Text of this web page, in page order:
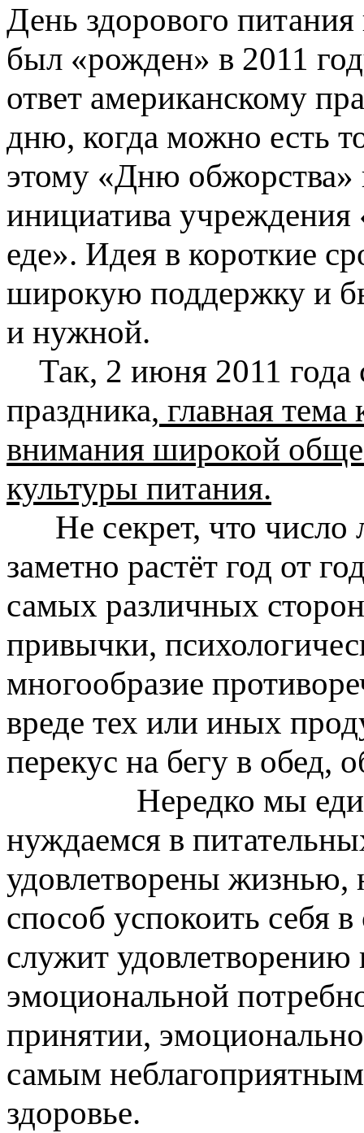
День здорового питания
был «рожден» в 2011
ответ американскому
дню, когда можно есть
этому «Дню
инициатива учреждения
еде». Идея в короткие
широкую поддержку и
и нужной.
Так, 2 июня 2011 года
праздника, главная тема
внимания широкой
культуры питания.
Не секрет, что число
заметно растёт год от
самых различных
привычки,
многообразие
вреде тех или иных
перекус на бегу в
Нередко мы
нуждаемся в
удовлетворены
способ успокоить себя
служит удовлетворению
эмоциональной
принятии,
самым неблагоприятным
здоровье.